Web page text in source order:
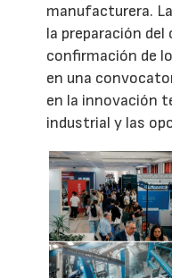
manufacturera.
la preparación
confirmación de
en una
en la innovación
industrial y las